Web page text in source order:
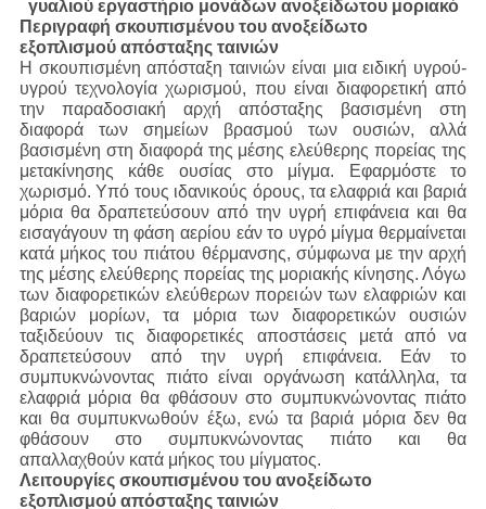
γυαλιού εργαστήριο μονάδων ανοξείδωτου μοριακό
Περιγραφή σκουπισμένου του ανοξείδωτο
εξοπλισμού απόσταξης ταινιών
Η σκουπισμένη απόσταξη ταινιών είναι μια ειδική υγρού-
υγρού τεχνολογία χωρισμού, που είναι διαφορετική από
την παραδοσιακή αρχή απόσταξης βασισμένη στη
διαφορά των σημείων βρασμού των ουσιών, αλλά
βασισμένη στη διαφορά της μέσης ελεύθερης πορείας της
μετακίνησης κάθε ουσίας στο μίγμα. Εφαρμόστε το
χωρισμό. Υπό τους ιδανικούς όρους, τα ελαφριά και βαριά
μόρια θα δραπετεύσουν από την υγρή επιφάνεια και θα
εισαγάγουν τη φάση αερίου εάν το υγρό μίγμα θερμαίνεται
κατά μήκος του πιάτου θέρμανσης, σύμφωνα με την αρχή
της μέσης ελεύθερης πορείας της μοριακής κίνησης. Λόγω
των διαφορετικών ελεύθερων πορειών των ελαφριών και
βαριών μορίων, τα μόρια των διαφορετικών ουσιών
ταξιδεύουν τις διαφορετικές αποστάσεις μετά από να
δραπετεύσουν από την υγρή επιφάνεια. Εάν το
συμπυκνώνοντας πιάτο είναι οργάνωση κατάλληλα, τα
ελαφριά μόρια θα φθάσουν στο συμπυκνώνοντας πιάτο
και θα συμπυκνωθούν έξω, ενώ τα βαριά μόρια δεν θα
φθάσουν στο συμπυκνώνοντας πιάτο και θα
απαλλαχθούν κατά μήκος του μίγματος.
Λειτουργίες σκουπισμένου του ανοξείδωτο
εξοπλισμού απόσταξης ταινιών